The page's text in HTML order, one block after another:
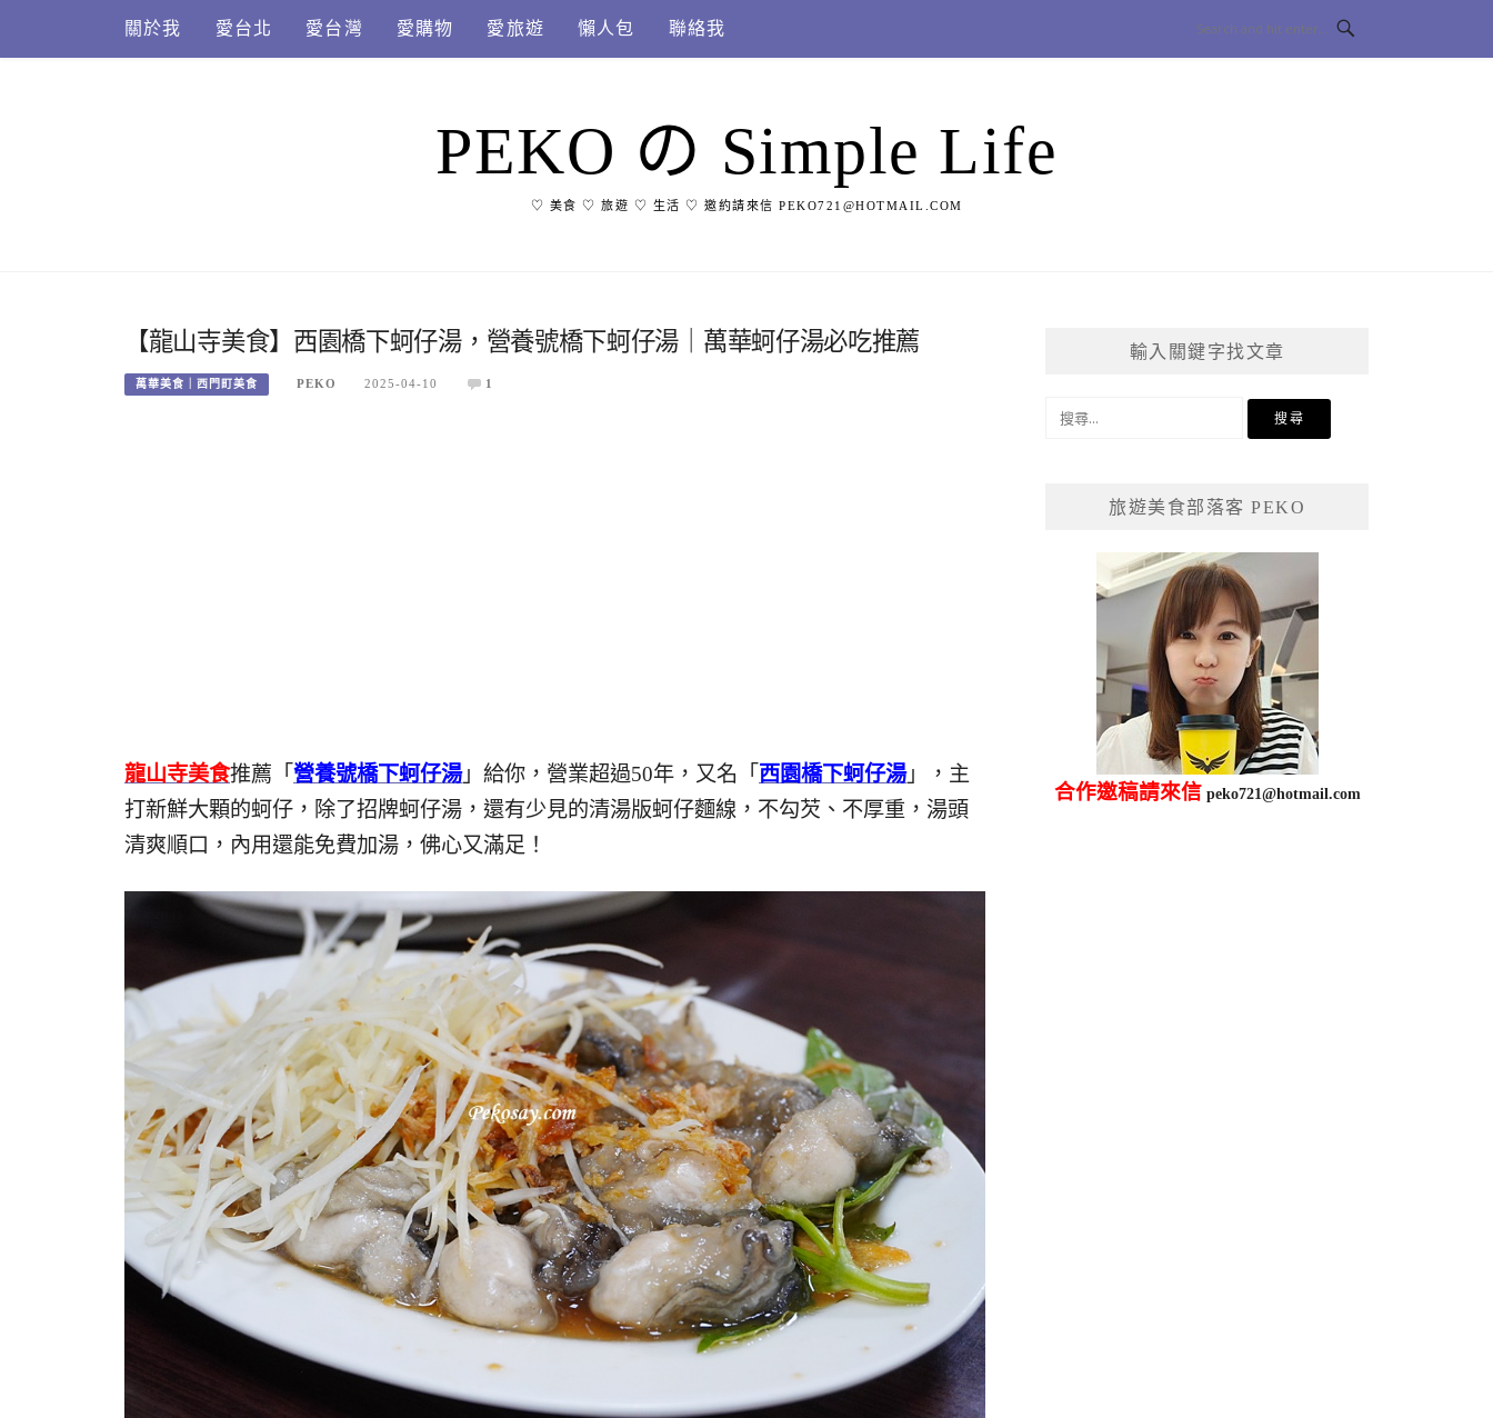
content
關於我 愛台北 愛台灣 愛購物 愛旅遊 懶人包 聯絡我
PEKO の Simple Life
♡ 美食 ♡ 旅遊 ♡ 生活 ♡ 邀約請來信 PEKO721@HOTMAIL.COM
【龍山寺美食】西園橋下蚵仔湯，營養號橋下蚵仔湯｜萬華蚵仔湯必吃推薦
萬華美食｜西門町美食 PEKO 2025-04-10 1
龍山寺美食推薦「 營養號橋下蚵仔湯」給你，營業超過50年，又名「 西園橋下蚵仔湯」，主
打新鮮大顆的蚵仔，除了招牌蚵仔湯，還有少見的清湯版蚵仔麵線，不勾芡、不厚重，湯頭
清爽順口，內用還能免費加湯，佛心又滿足！
輸入關鍵字找文章
旅遊美食部落客 PEKO
合作邀稿請來信 peko721@hotmail.com